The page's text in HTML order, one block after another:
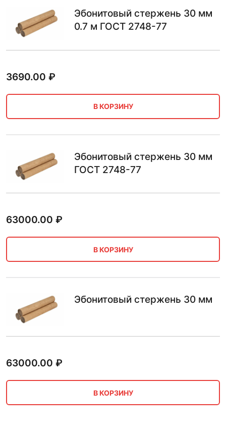
Эбонитовый стержень 30 мм
0.7 м ГОСТ 2748-77
3690.00 ₽
В КОРЗИНУ
Эбонитовый стержень 30 мм
ГОСТ 2748-77
63000.00 ₽
В КОРЗИНУ
Эбонитовый стержень 30 мм
63000.00 ₽
В КОРЗИНУ